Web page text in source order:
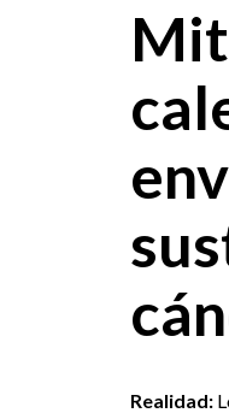
Realidad: